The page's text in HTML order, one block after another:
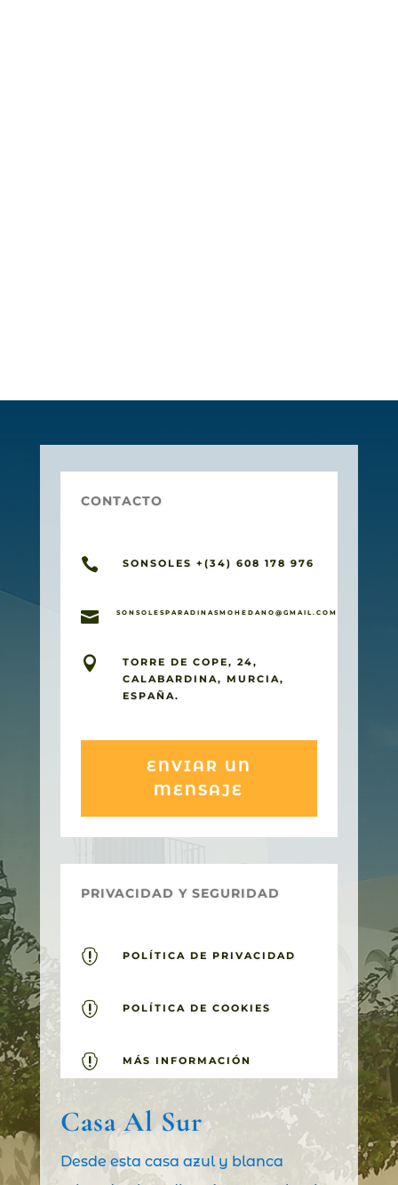
CONTACTO
 SONSOLES +(34) 608 178 976
 SONSOLESPARADINASMOHEDANO@GMAIL.COM

TORRE DE COPE, 24,
CALABARDINA, MURCIA,
ESPAÑA.
ENVIAR UN
MENSAJE
PRIVACIDAD Y SEGURIDAD
 POLÍTICA DE PRIVACIDAD
 POLÍTICA DE COOKIES
 MÁS INFORMACIÓN
Casa Al Sur
Desde esta casa azul y blanca